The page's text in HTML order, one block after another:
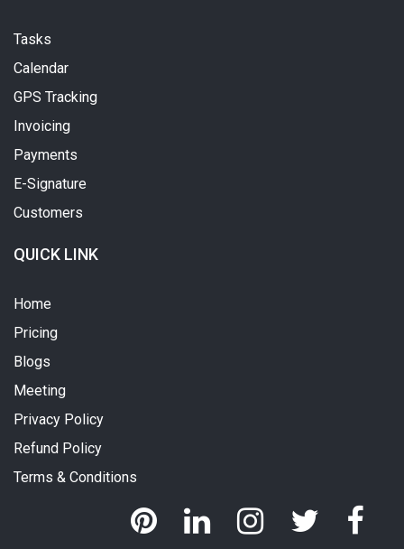
Tasks
Calendar
GPS Tracking
Invoicing
Payments
E-Signature
Customers
QUICK LINK
Home
Pricing
Blogs
Meeting
Privacy Policy
Refund Policy
Terms & Conditions